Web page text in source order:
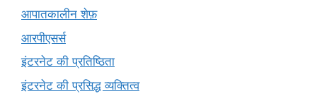
आपातकालीन शेफ़
आरपीएसर्स
इंटरनेट की प्रतिष्ठिता
इंटरनेट की प्रसिद्ध व्यक्तित्व